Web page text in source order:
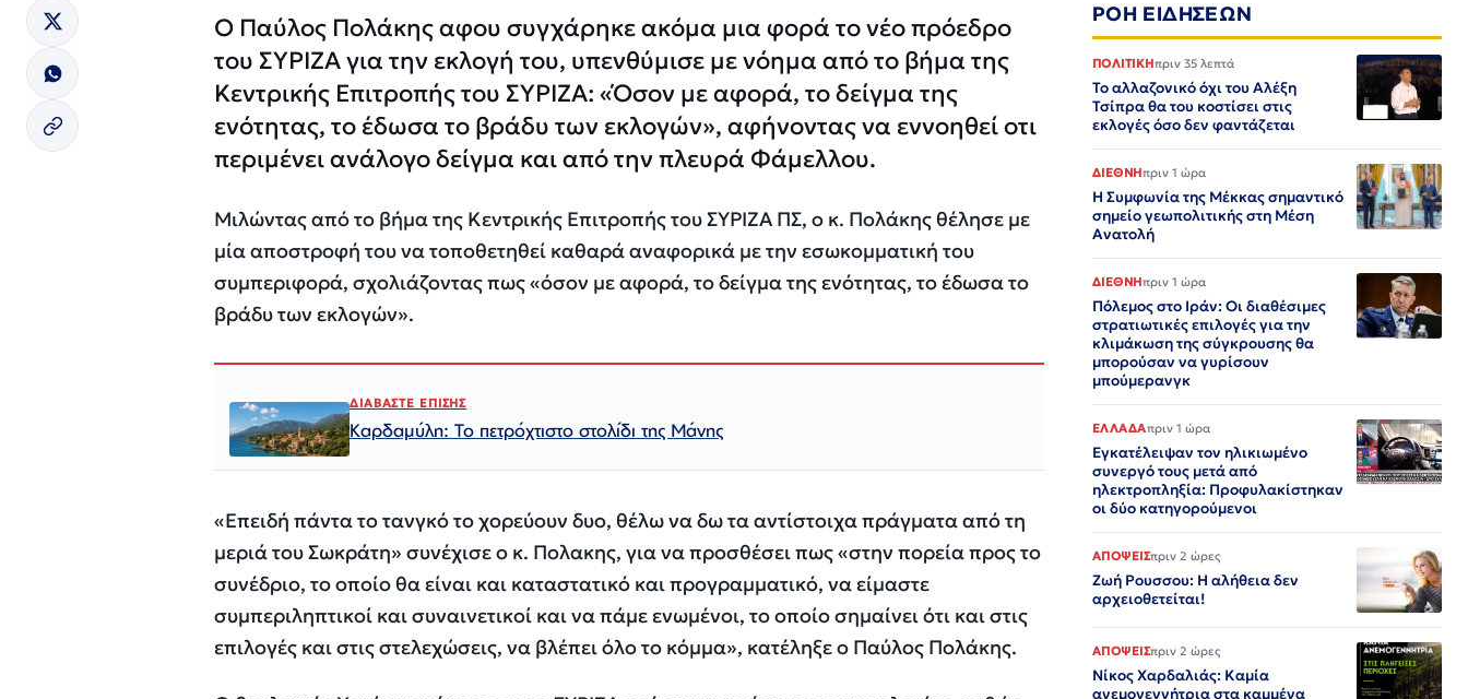
Ο Παύλος Πολάκης αφου συγχάρηκε ακόμα μια φορά το νέο πρόεδρο
του ΣΥΡΙΖΑ για την εκλογή του, υπενθύμισε με νόημα από το βήμα της
Κεντρικής Επιτροπής του ΣΥΡΙΖΑ: «Όσον με αφορά, το δείγμα της
ενότητας, το έδωσα το βράδυ των εκλογών», αφήνοντας να εννοηθεί οτι
περιμένει ανάλογο δείγμα και από την πλευρά Φάμελλου.
Μιλώντας από το βήμα της Κεντρικής Επιτροπής του ΣΥΡΙΖΑ ΠΣ, ο κ. Πολάκης θέλησε με
μία αποστροφή του να τοποθετηθεί καθαρά αναφορικά με την εσωκομματική του
συμπεριφορά, σχολιάζοντας πως «όσον με αφορά, το δείγμα της ενότητας, το έδωσα το
βράδυ των εκλογών».
ΔΙΑΒΑΣΤΕ ΕΠΙΣΗΣ
Καρδαμύλη: Το πετρόχτιστο στολίδι της Μάνης
«Επειδή πάντα το τανγκό το χορεύουν δυο, θέλω να δω τα αντίστοιχα πράγματα από τη
μεριά του Σωκράτη» συνέχισε ο κ. Πολακης, για να προσθέσει πως «στην πορεία προς το
συνέδριο, το οποίο θα είναι και καταστατικό και προγραμματικό, να είμαστε
συμπεριληπτικοί και συναινετικοί και να πάμε ενωμένοι, το οποίο σημαίνει ότι και στις
επιλογές και στις στελεχώσεις, να βλέπει όλο το κόμμα», κατέληξε ο Παύλος Πολάκης.
ΡΟΗ ΕΙΔΗΣΕΩΝ
ΠΟΛΙΤΙΚΗπριν 35 λεπτά
Το αλλαζονικό όχι του Αλέξη
Τσίπρα θα του κοστίσει στις
εκλογές όσο δεν φαντάζεται
ΔΙΕΘΝΗπριν 1 ώρα
Η Συμφωνία της Μέκκας σημαντικό
σημείο γεωπολιτικής στη Μέση
Ανατολή
ΔΙΕΘΝΗπριν 1 ώρα
Πόλεμος στο Ιράν: Οι διαθέσιμες
στρατιωτικές επιλογές για την
κλιμάκωση της σύγκρουσης θα
μπορούσαν να γυρίσουν
μπούμερανγκ
ΕΛΛΑΔΑπριν 1 ώρα
Εγκατέλειψαν τον ηλικιωμένο
συνεργό τους μετά από
ηλεκτροπληξία: Προφυλακίστηκαν
οι δύο κατηγορούμενοι
ΑΠΟΨΕΙΣπριν 2 ώρες
Ζωή Ρουσσου: Η αλήθεια δεν
αρχειοθετείται!
ΑΠΟΨΕΙΣπριν 2 ώρες
Νίκος Χαρδαλιάς: Καμία
ανεμογεννήτρια στα καμμένα